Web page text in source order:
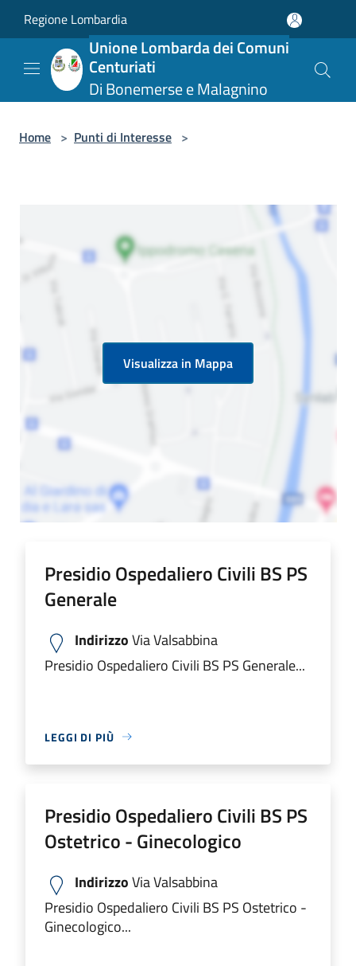
Regione Lombardia
Unione Lombarda dei Comuni
Centuriati
Di Bonemerse e Malagnino
Home > Punti di Interesse >
Visualizza in Mappa
Presidio Ospedaliero Civili BS PS
Generale
IndirizzoVia Valsabbina
Presidio Ospedaliero Civili BS PS Generale...
LEGGI DI PIÙ
Presidio Ospedaliero Civili BS PS
Ostetrico - Ginecologico
IndirizzoVia Valsabbina
Presidio Ospedaliero Civili BS PS Ostetrico -
Ginecologico...